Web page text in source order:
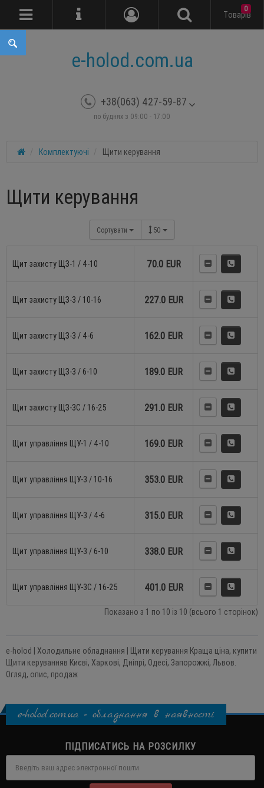
e-holod.com.ua
+38(063) 427-59-87
по буднях з 09:00 - 17:00
Tоварів
0
Комплектуючі Щити керування
Щити керування
Сортувати 50
Щит захисту ЩЗ-1 / 4-10 70.0 EUR
Щит захисту ЩЗ-3 / 10-16 227.0 EUR
Щит захисту ЩЗ-3 / 4-6 162.0 EUR
Щит захисту ЩЗ-3 / 6-10 189.0 EUR
Щит захисту ЩЗ-3C / 16-25 291.0 EUR
Щит управління ЩУ-1 / 4-10 169.0 EUR
Щит управління ЩУ-3 / 10-16 353.0 EUR
Щит управління ЩУ-3 / 4-6 315.0 EUR
Щит управління ЩУ-3 / 6-10 338.0 EUR
Щит управління ЩУ-3C / 16-25 401.0 EUR
Показано з 1 по 10 із 10 (всього 1 сторінок)
e-holod | Холодильне обладнання | Щити керування Краща ціна, купити
Щити керуванняв Києві, Харкові, Дніпрі, Одесі, Запорожжі, Львов.
Огляд, опис, продаж
e-holod.com.ua - обладнання в наявності
ПІДПИСАТИСЬ НА РОЗСИЛКУ